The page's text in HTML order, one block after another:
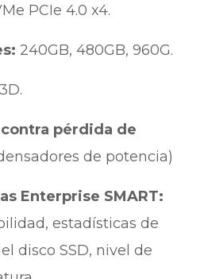
PCIe 4.0 x4.
240GB, 480GB, 960G.
pérdida de
de potencia)
Enterprise SMART:
estadísticas de
disco SSD, nivel de